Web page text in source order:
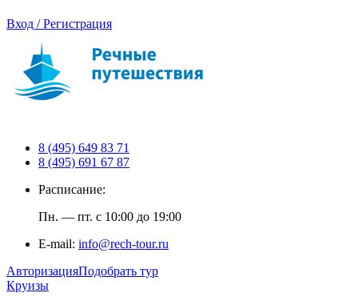
Вход / Регистрация
8 (495) 649 83 71
8 (495) 691 67 87
Расписание:
Пн. — пт. с 10:00 до 19:00
E-mail: info@rech-tour.ru
АвторизацияПодобрать тур
Круизы